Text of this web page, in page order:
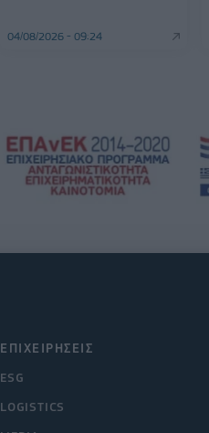
04/08/2026 - 09:24
ΕΠΙΧΕΙΡΗΣΕΙΣ
ESG
LOGISTICS